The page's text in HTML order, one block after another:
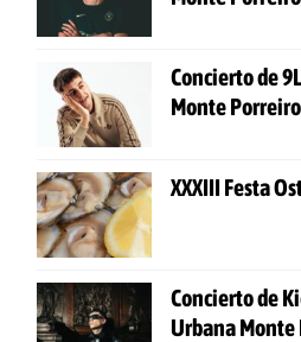
Concierto de
Monte Porreiro
XXXIII Festa
Concierto de
Urbana Monte